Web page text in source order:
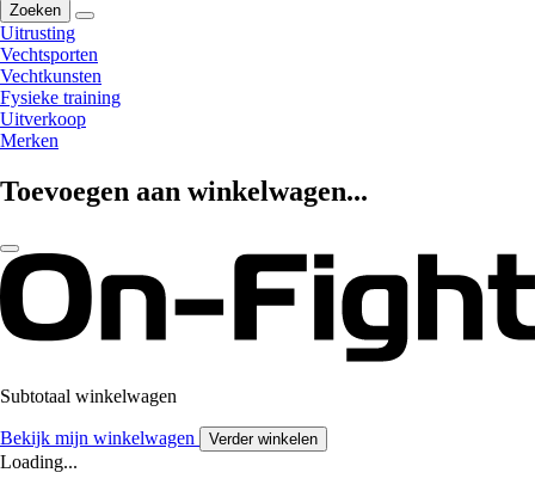
Zoeken
Uitrusting
Vechtsporten
Vechtkunsten
Fysieke training
Uitverkoop
Merken
Toevoegen aan winkelwagen...
Subtotaal winkelwagen
Bekijk mijn winkelwagen Verder winkelen
Loading...